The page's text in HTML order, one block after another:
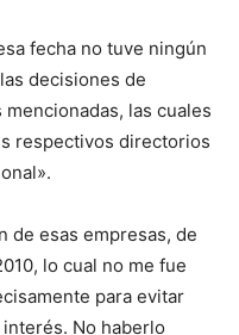
fecha no tuve ningún
decisiones de
las cuales
respectivos directorios
de esas empresas, de
lo cual no me fue
para evitar
No haberlo